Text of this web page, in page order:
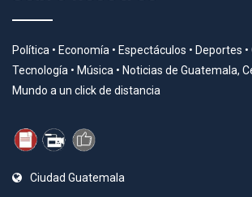
Política • Economía • Espectáculos • Deportes •
Tecnología • Música • Noticias de Guatemala,
Mundo a un click de distancia
Ciudad Guatemala